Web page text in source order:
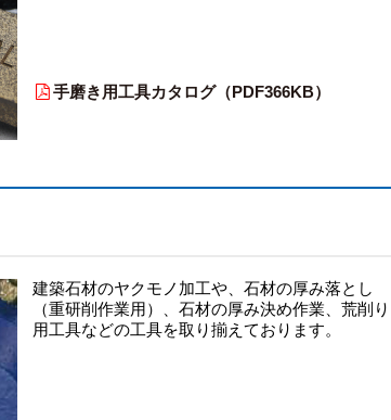
手磨き用工具カタログ（PDF366KB）
建築石材のヤクモノ加工や、石材の厚み落とし
（重研削作業用）、石材の厚み決め作業、荒削り
用工具などの工具を取り揃えております。